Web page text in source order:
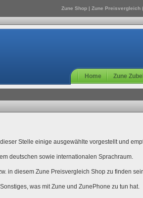
Zune Shop | Zune Preisvergleich
Home Zune
Stelle einige ausgewählte vorgestellt und
deutschen sowie internationalen Sprachraum.
in diesem Zune Preisvergleich Shop zu finden
was mit Zune und ZunePhone zu tun hat.